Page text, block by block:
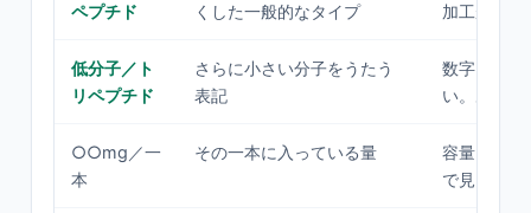
ペプチド
くした一般的なタイプ
加工がしや
低分子／ト
リペプチド
さらに小さい分子をうたう
表記
数字＝体感
い。あくま
○○mg／一
本
その一本に入っている量
容量・価格
で見る